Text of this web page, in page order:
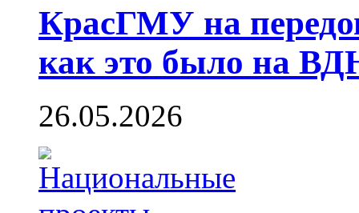
КрасГМУ на
как это было на
26.05.2026